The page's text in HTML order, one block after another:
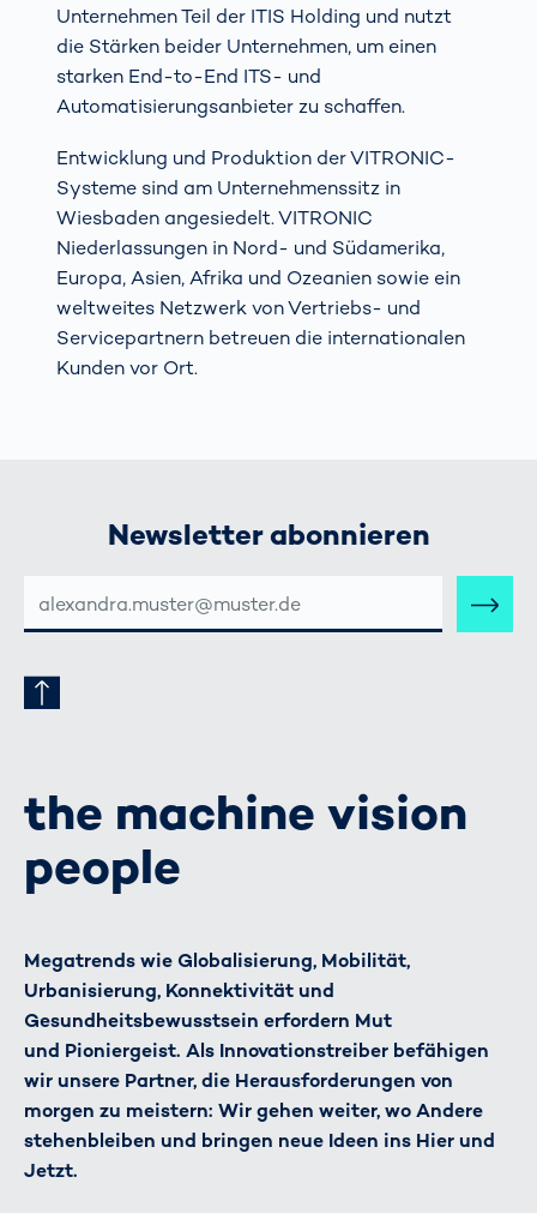
Unternehmen Teil der ITIS Holding und nutzt
die Stärken beider Unternehmen, um einen
starken End-to-End ITS- und
Automatisierungsanbieter zu schaffen.
Entwicklung und Produktion der VITRONIC-
Systeme sind am Unternehmenssitz in
Wiesbaden angesiedelt. VITRONIC
Niederlassungen in Nord- und Südamerika,
Europa, Asien, Afrika und Ozeanien sowie ein
weltweites Netzwerk von Vertriebs- und
Servicepartnern betreuen die internationalen
Kunden vor Ort.
Newsletter abonnieren
MAIL-
ADRESSE
the machine vision
people
Megatrends wie Globalisierung, Mobilität,
Urbanisierung, Konnektivität und
Gesundheitsbewusstsein erfordern Mut
und Pioniergeist. Als Innovationstreiber befähigen
wir unsere Partner, die Herausforderungen von
morgen zu meistern: Wir gehen weiter, wo Andere
stehenbleiben und bringen neue Ideen ins Hier und
Jetzt.